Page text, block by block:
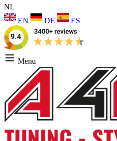
NL
EN
DE ES
Menu